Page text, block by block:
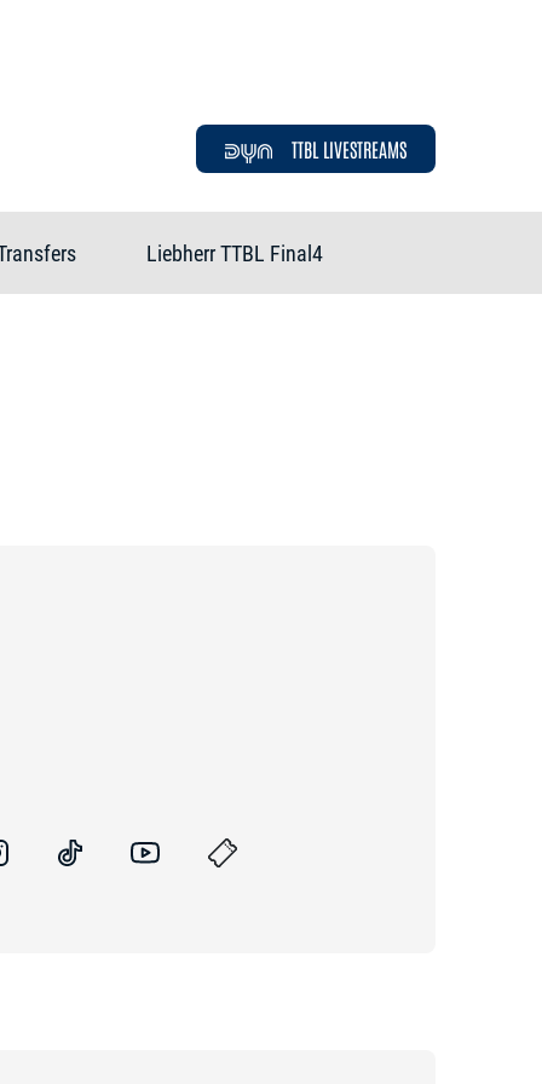
TTBL LIVESTREAMS
Liebherr TTBL Final4